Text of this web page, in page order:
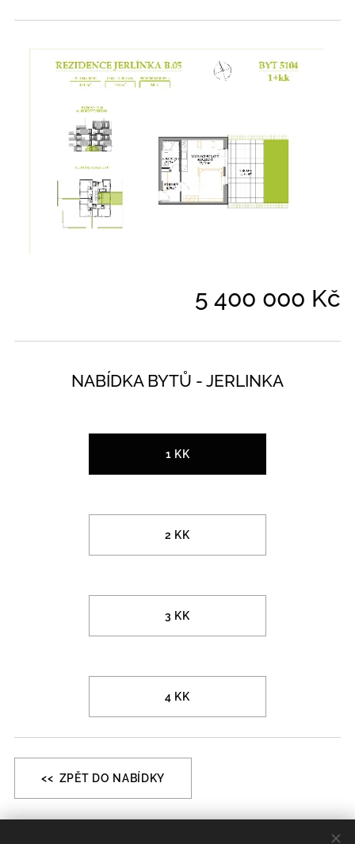
5 400 000 Kč
NABÍDKA BYTŮ - JERLINKA
1 KK
2 KK
3 KK
4 KK
<< ZPĚT DO NABÍDKY